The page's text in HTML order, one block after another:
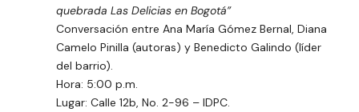
quebrada Las Delicias en Bogotá”
Conversación entre Ana María Gómez Bernal, Diana
Camelo Pinilla (autoras) y Benedicto Galindo (líder
del barrio).
Hora: 5:00 p.m.
Lugar: Calle 12b, No. 2-96 – IDPC.